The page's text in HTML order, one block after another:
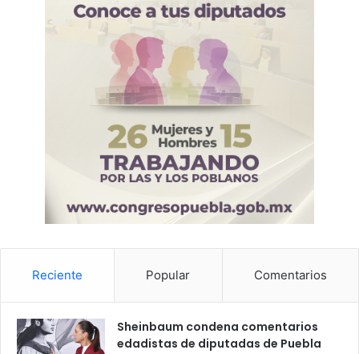
Reciente Popular Comentarios
Sheinbaum condena comentarios
edadistas de diputadas de Puebla